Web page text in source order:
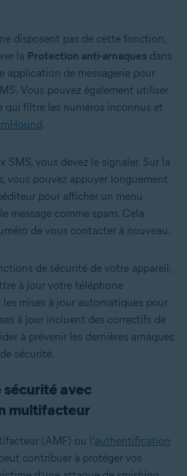
disposent pas de cette fonction,
la Protection anti-arnaques dans
application de messagerie pour
Vous pouvez également utiliser
qui filtre les numéros inconnus et
.
SMS, vous devez le signaler. Sur la
vous pouvez appuyer longuement
pour afficher un menu
message comme spam. Cela
de vous contacter à nouveau.
de sécurité de votre appareil,
à jour votre téléphone
mises à jour automatiques pour
à jour incluent des correctifs de
à prévenir les dernières arnaques
sécurité.
avec
multifacteur
(AMF) ou l’authentification
contribuer à protéger vos